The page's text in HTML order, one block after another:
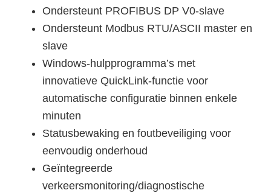
Ondersteunt PROFIBUS DP V0-slave
Ondersteunt Modbus RTU/ASCII master en
slave
Windows-hulpprogramma’s met
innovatieve QuickLink-functie voor
automatische configuratie binnen enkele
minuten
Statusbewaking en foutbeveiliging voor
eenvoudig onderhoud
Geïntegreerde
verkeersmonitoring/diagnostische